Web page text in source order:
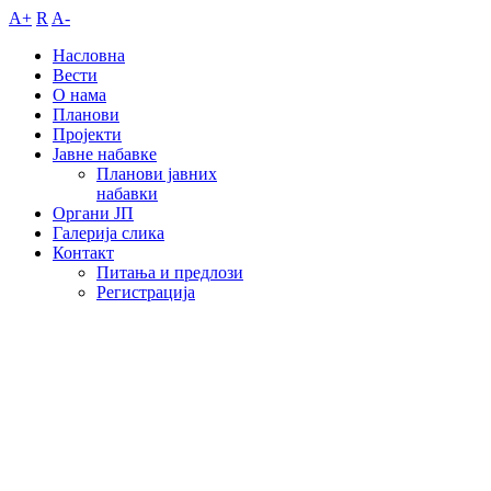
A+ R A-
Насловна
Вести
О нама
Планови
Пројекти
Јавне набавке
Планови јавних
набавки
Органи ЈП
Галерија слика
Контакт
Питања и предлози
Регистрација